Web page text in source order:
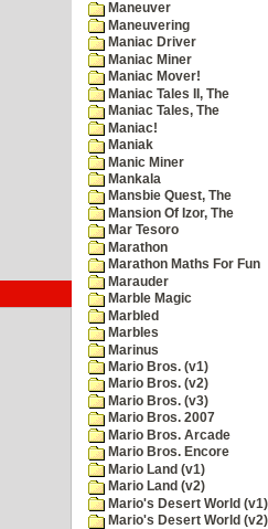
Maneuver
Maneuvering
Maniac Driver
Maniac Miner
Maniac Mover!
Maniac Tales II, The
Maniac Tales, The
Maniac!
Maniak
Manic Miner
Mankala
Mansbie Quest, The
Mansion Of Izor, The
Mar Tesoro
Marathon
Marathon Maths For Fun
Marauder
Marble Magic
Marbled
Marbles
Marinus
Mario Bros. (v1)
Mario Bros. (v2)
Mario Bros. (v3)
Mario Bros. 2007
Mario Bros. Arcade
Mario Bros. Encore
Mario Land (v1)
Mario Land (v2)
Mario's Desert World (v1)
Mario's Desert World (v2)